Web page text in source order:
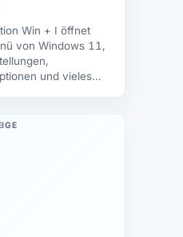
Win + I öffnet
von Windows 11,
und vieles